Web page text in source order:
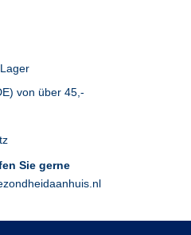
von über 45,-
Sie gerne